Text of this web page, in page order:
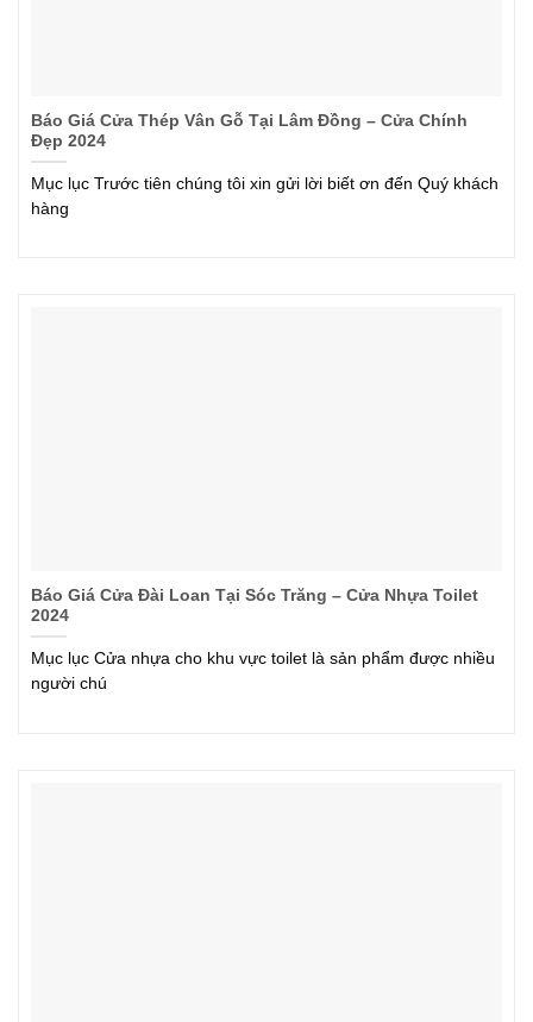
Báo Giá Cửa Thép Vân Gỗ Tại Lâm Đồng – Cửa Chính
Đẹp 2024
Mục lục Trước tiên chúng tôi xin gửi lời biết ơn đến Quý khách
hàng
Báo Giá Cửa Đài Loan Tại Sóc Trăng – Cửa Nhựa Toilet
2024
Mục lục Cửa nhựa cho khu vực toilet là sản phẩm được nhiều
người chú